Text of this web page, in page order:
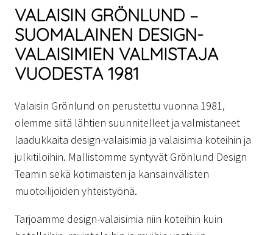
VALAISIN GRÖNLUND –
SUOMALAINEN DESIGN-
VALAISIMIEN VALMISTAJA
VUODESTA 1981
Valaisin Grönlund on perustettu vuonna 1981,
olemme siitä lähtien suunnitelleet ja valmistaneet
laadukkaita design-valaisimia ja valaisimia koteihin ja
julkitiloihin. Mallistomme syntyvät Grönlund Design
Teamin sekä kotimaisten ja kansainvälisten
muotoilijoiden yhteistyönä.
Tarjoamme design-valaisimia niin koteihin kuin